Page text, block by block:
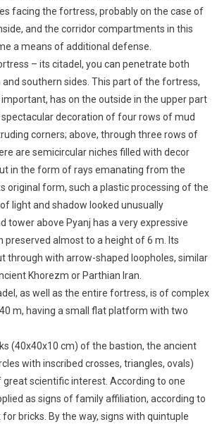
facing the fortress, probably on the case of
and the corridor compartments in this
a means of additional defense.
– its citadel, you can penetrate both
southern sides. This part of the fortress,
has on the outside in the upper part
decoration of four rows of mud
corners; above, through three rows of
are semicircular niches filled with decor
in the form of rays emanating from the
original form, such a plastic processing of the
light and shadow looked unusually
tower above Pyanj has a very expressive
preserved almost to a height of 6 m. Its
through with arrow-shaped loopholes, similar
Khorezm or Parthian Iran.
as well as the entire fortress, is of complex
m, having a small flat platform with two
(40x40x10 cm) of the bastion, the ancient
with inscribed crosses, triangles, ovals)
scientific interest. According to one
as signs of family affiliation, according to
bricks. By the way, signs with quintuple